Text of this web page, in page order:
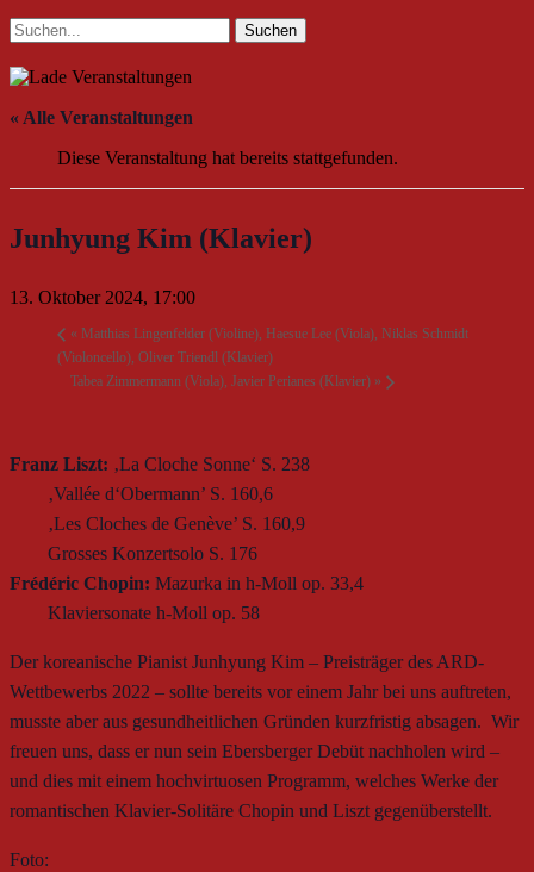
Suchen
Suchen
nach:
« Alle Veranstaltungen
Diese Veranstaltung hat bereits stattgefunden.
Junhyung Kim (Klavier)
13. Oktober 2024, 17:00
« Matthias Lingenfelder (Violine), Haesue Lee (Viola), Niklas Schmidt
(Violoncello), Oliver Triendl (Klavier)
Tabea Zimmermann (Viola), Javier Perianes (Klavier) »
Franz Liszt: ‚La Cloche Sonne‘ S. 238
‚Vallée d‘Obermann’ S. 160,6
‚Les Cloches de Genève’ S. 160,9
Grosses Konzertsolo S. 176
Frédéric Chopin: Mazurka in h-Moll op. 33,4
Klaviersonate h-Moll op. 58
Der koreanische Pianist Junhyung Kim – Preisträger des ARD-
Wettbewerbs 2022 – sollte bereits vor einem Jahr bei uns auftreten,
musste aber aus gesundheitlichen Gründen kurzfristig absagen. Wir
freuen uns, dass er nun sein Ebersberger Debüt nachholen wird –
und dies mit einem hochvirtuosen Programm, welches Werke der
romantischen Klavier-Solitäre Chopin und Liszt gegenüberstellt.
Foto: